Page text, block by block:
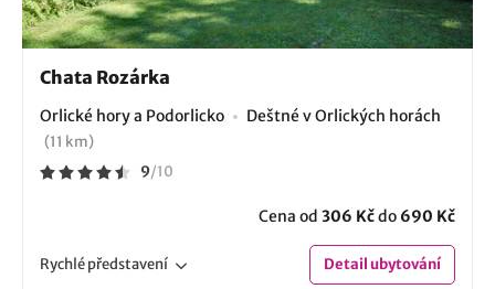
Chata Rozárka
Orlické hory a Podorlicko Deštné v Orlických horách
(11 km)
9/10
Cena od 306 Kčdo 690 Kč
Rychlépředstavení Detailubytování